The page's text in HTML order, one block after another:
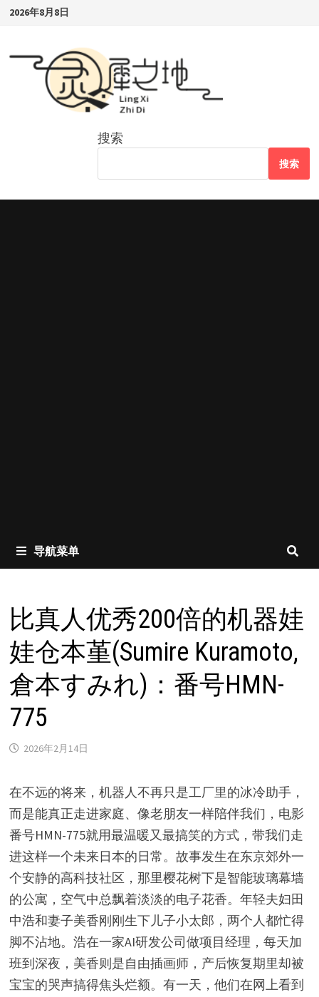
Skip2026年8月8日
搜索
搜索
导航菜单
比真人优秀200倍的机器娃
娃仓本堇(Sumire Kuramoto,
倉本すみれ)：番号HMN-
775
2026年2月14日
在不远的将来，机器人不再只是工厂里的冰冷助手，
而是能真正走进家庭、像老朋友一样陪伴我们，电影
番号HMN-775就用最温暖又最搞笑的方式，带我们走
进这样一个未来日本的日常。故事发生在东京郊外一
个安静的高科技社区，那里樱花树下是智能玻璃幕墙
的公寓，空气中总飘着淡淡的电子花香。年轻夫妇田
中浩和妻子美香刚刚生下儿子小太郎，两个人都忙得
脚不沾地。浩在一家AI研发公司做项目经理，每天加
班到深夜，美香则是自由插画师，产后恢复期里却被
宝宝的哭声搞得焦头烂额。有一天，他们在网上看到